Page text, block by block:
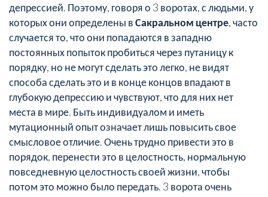
депрессией. Поэтому, говоря о 3 воротах, с людьми, у
которых они определены вСакральном центре, часто
случается то, что они попадаются в западню
постоянных попыток пробиться через путаницу к
порядку, но не могут сделать это легко, не видят
способа сделать это и в конце концов впадают в
глубокую депрессию и чувствуют, что для них нет
места в мире. Быть индивидуалом и иметь
мутационный опыт означает лишь повысить свое
смысловое отличие. Очень трудно привести это в
порядок, перенести это в целостность, нормальную
повседневную целостность своей жизни, чтобы
потом это можно было передать. 3 ворота очень